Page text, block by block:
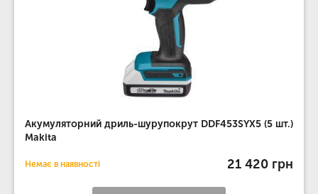
Акумуляторний дриль-шурупокрут DDF453SYX5 (5 шт.)
Makita
Немає в наявності 21 420 грн